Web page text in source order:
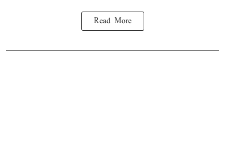
Read More